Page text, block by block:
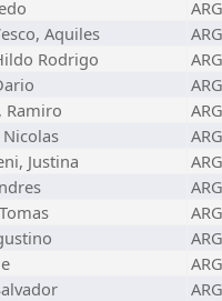
ARG
Aquiles
ARG
Rodrigo
ARG
ARG
Ramiro
ARG
ARG
Justina
ARG
ARG
ARG
ARG
ARG
ARG